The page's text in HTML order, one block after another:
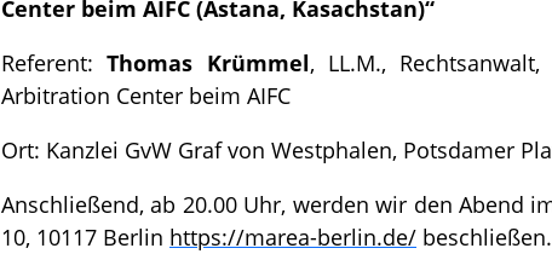
Center beim AIFC (Astana, Kasachstan)“
Referent:Thomas Krümmel, LL.M.,
Arbitration Center beim AIFC
Ort: Kanzlei GvW Graf von Westphalen, Potsdamer
Anschließend, ab 20.00 Uhr, werden wir den Abend
10, 10117 Berlin https://marea-berlin.de/ beschließen.